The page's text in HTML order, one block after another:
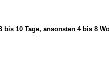
bis 10 Tage, ansonsten 4 bis 8